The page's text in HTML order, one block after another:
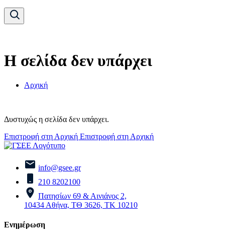
Η σελίδα δεν υπάρχει
Αρχική
Δυστυχώς η σελίδα δεν υπάρχει.
Επιστροφή στη Αρχική Επιστροφή στη Αρχική
info@gsee.gr
210 8202100
Πατησίων 69 & Αινιάνος 2,
10434 Αθήνα, ΤΘ 3626, ΤΚ 10210
Ενημέρωση